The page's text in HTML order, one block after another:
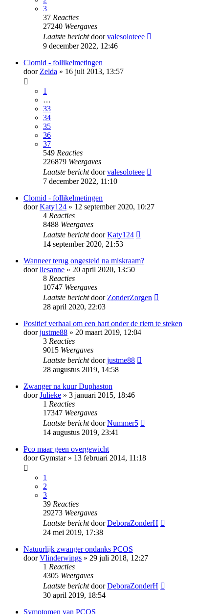
3
37 Reacties
27240 Weergaves
Laatste berichtdoorvalesoloteee
9 december 2022, 12:46
Clomid - follikelmetingen
door Zelda » 16 juli 2013, 13:57
1
…
33
34
35
36
37
549 Reacties
226879 Weergaves
Laatste berichtdoorvalesoloteee
7 december 2022, 11:10
Clomid - follikelmetingen
doorKaty124 » 12 september 2020, 10:27
4 Reacties
8488 Weergaves
Laatste berichtdoorKaty124
14 september 2020, 21:53
Wanneer terug ongesteld na miskraam?
doorliesanne » 20 april 2020, 13:50
8 Reacties
10747 Weergaves
Laatste berichtdoor ZonderZorgen
28 april 2020, 22:03
Positief verhaal om een hart onder de riem te steken
doorjustme88 » 20 maart 2019, 12:04
3 Reacties
9015 Weergaves
Laatste berichtdoorjustme88
28 augustus 2019, 14:58
Zwanger na kuur Duphaston
doorJulieke » 3 januari 2015, 18:46
1 Reacties
17347 Weergaves
Laatste berichtdoorNummer5
14 augustus 2019, 23:41
Pco maar geen overgewicht
doorGymstar» 13 februari 2014, 11:18
1
2
3
39 Reacties
29273 Weergaves
Laatste berichtdoorDeboraZonderH
24 mei 2019, 17:38
Natuurlijk zwanger ondanks PCOS
doorVlinderwings » 29 juli 2018, 12:27
1 Reacties
4305 Weergaves
Laatste berichtdoorDeboraZonderH
30 april 2019, 18:54
Symptomen van PCOS